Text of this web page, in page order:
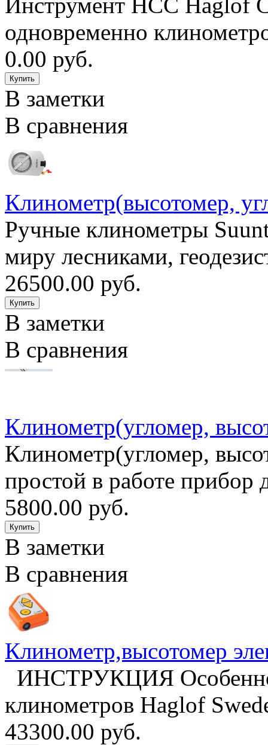
одновременно
0.00 руб.
В заметки
В сравнения
Клинометр(высотомер,
Ручные клинометры
миру лесниками,
26500.00 руб.
В заметки
В сравнения
Клинометр(угломер,
Клинометр(угломер,
простой в работе прибор
5800.00 руб.
В заметки
В сравнения
Клинометр,высотомер
ИНСТРУКЦИЯ
клинометров Haglof
43300.00 руб.